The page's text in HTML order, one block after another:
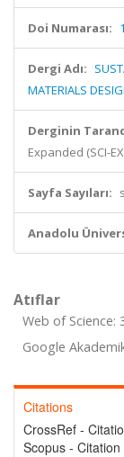
Doi Numarası:
Dergi Adı:
MATERIALS
Derginin
Expanded (SCI-
Sayfa Sayıları:
Anadolu
Atıflar
Web of Science:
Google
Citations
CrossRef -
Scopus -